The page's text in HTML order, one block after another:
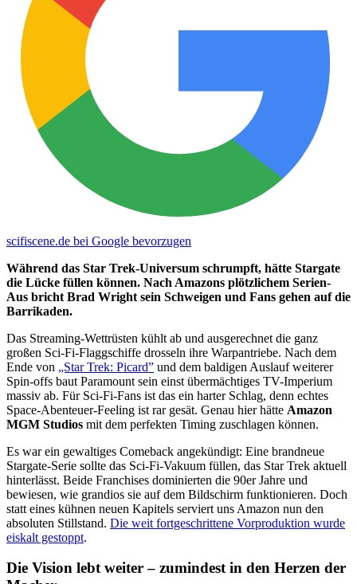
scifiscene.de bei Google bevorzugen
Während das Star Trek-Universum schrumpft, hätte Stargate
die Lücke füllen können. Nach Amazons plötzlichem Serien-
Aus bricht Brad Wright sein Schweigen und Fans gehen auf die
Barrikaden.
Das Streaming-Wettrüsten kühlt ab und ausgerechnet die ganz
großen Sci-Fi-Flaggschiffe drosseln ihre Warpantriebe. Nach dem
Ende von „Star Trek: Picard” und dem baldigen Auslauf weiterer
Spin-offs baut Paramount sein einst übermächtiges TV-Imperium
massiv ab. Für Sci-Fi-Fans ist das ein harter Schlag, denn echtes
Space-Abenteuer-Feeling ist rar gesät. Genau hier hätte Amazon
MGM Studios mit dem perfekten Timing zuschlagen können.
Es war ein gewaltiges Comeback angekündigt: Eine brandneue
Stargate-Serie sollte das Sci-Fi-Vakuum füllen, das Star Trek aktuell
hinterlässt. Beide Franchises dominierten die 90er Jahre und
bewiesen, wie grandios sie auf dem Bildschirm funktionieren. Doch
statt eines kühnen neuen Kapitels serviert uns Amazon nun den
absoluten Stillstand. Die weit fortgeschrittene Vorproduktion wurde
eiskalt gestoppt.
Die Vision lebt weiter – zumindest in den Herzen der